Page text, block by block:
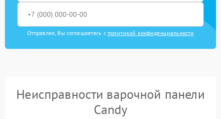
Отправляя, Вы соглашаетесь с политикой конфиденциальности
Неисправности варочной панели
Candy